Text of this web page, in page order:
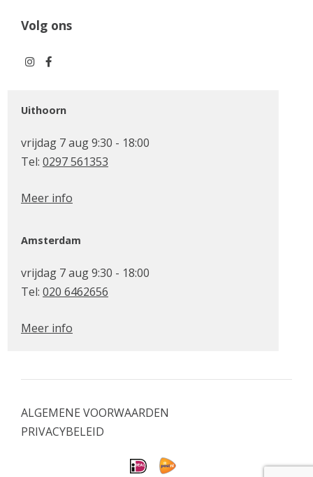
Volg ons
Uithoorn
vrijdag 7 aug 9:30 - 18:00
Tel: 0297 561353
Meer info
Amsterdam
vrijdag 7 aug 9:30 - 18:00
Tel: 020 6462656
Meer info
ALGEMENE VOORWAARDEN
PRIVACYBELEID